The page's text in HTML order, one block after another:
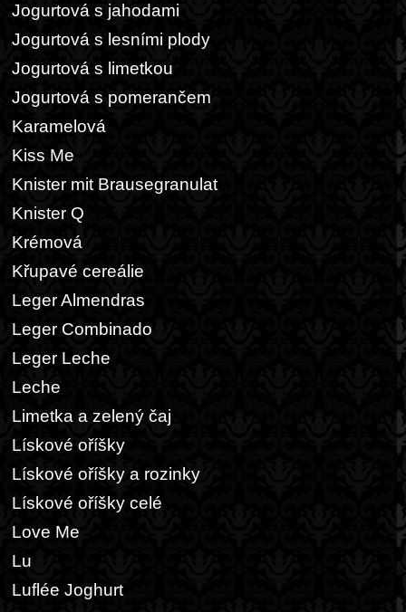
Jogurtová s jahodami
Jogurtová s lesními plody
Jogurtová s limetkou
Jogurtová s pomerančem
Karamelová
Kiss Me
Knister mit Brausegranulat
Knister Q
Krémová
Křupavé cereálie
Leger Almendras
Leger Combinado
Leger Leche
Leche
Limetka a zelený čaj
Lískové oříšky
Lískové oříšky a rozinky
Lískové oříšky celé
Love Me
Lu
Luflée Joghurt